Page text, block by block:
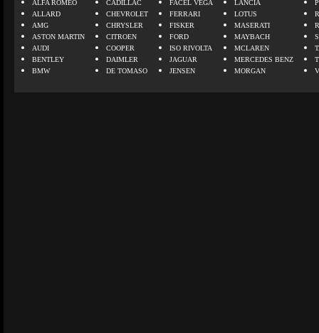
ALFA ROMEO
ALLARD
AMG
ASTON MARTIN
AUDI
BENTLEY
BMW
CADILLAC
CHEVROLET
CHRYSLER
CITROEN
COOPER
DAIMLER
DE TOMASO
FACEL VEGA
FERRARI
FISKER
FORD
ISO RIVOLTA
JAGUAR
JENSEN
LANCIA
LOTUS
MASERATI
MAYBACH
MCLAREN
MERCEDES BENZ
MORGAN